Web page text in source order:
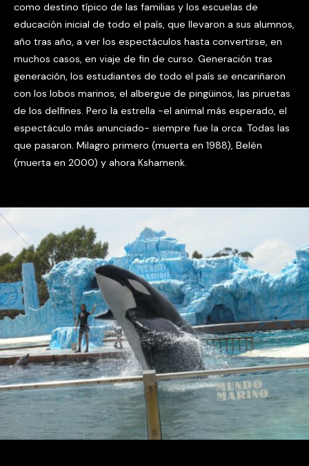
como destino típico de las familias y los escuelas de
educación inicial de todo el país, que llevaron a sus alumnos,
año tras año, a ver los espectáculos hasta convertirse, en
muchos casos, en viaje de fin de curso. Generación tras
generación, los estudiantes de todo el país se encariñaron
con los lobos marinos, el albergue de pingüinos, las piruetas
de los delfines. Pero la estrella -el animal más esperado, el
espectáculo más anunciado- siempre fue la orca. Todas las
que pasaron. Milagro primero (muerta en 1988), Belén
(muerta en 2000) y ahora Kshamenk.